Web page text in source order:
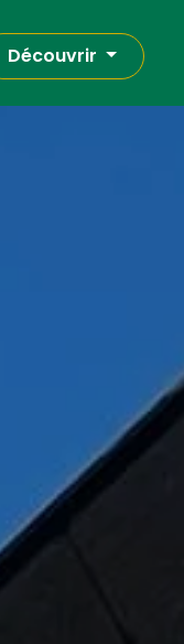
Découvrir